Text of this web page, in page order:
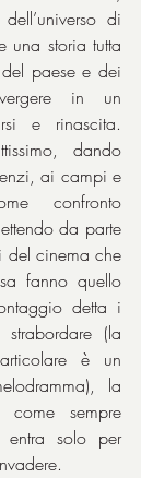
di
una storia tutta
paese e dei
in un
e rinascita.
dando
ai campi e
confronto
da parte
del cinema che
fanno quello
detta i
(la
è un
la
sempre
entra solo per